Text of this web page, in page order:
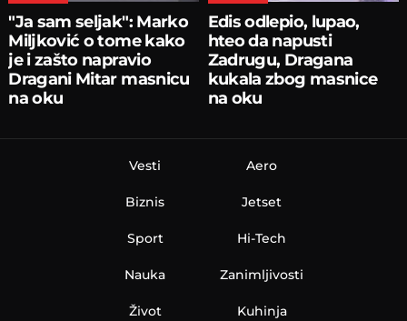
"Ja sam seljak": Marko
Miljković o tome kako
je i zašto napravio
Dragani Mitar masnicu
na oku
Edis odlepio, lupao,
hteo da napusti
Zadrugu, Dragana
kukala zbog masnice
na oku
Vesti
Biznis
Sport
Nauka
Aero
Jetset
Hi-Tech
Zanimljivosti
Život Kuhinja